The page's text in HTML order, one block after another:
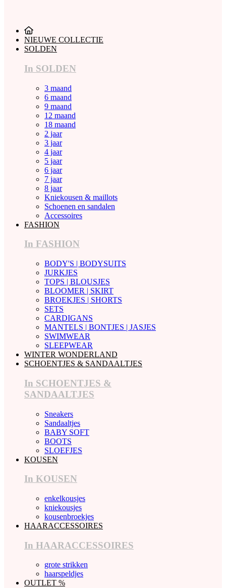
NIEUWE COLLECTIE
SOLDEN
In SOLDEN
3 maand
6 maand
9 maand
12 maand
18 maand
2 jaar
3 jaar
4 jaar
5 jaar
6 jaar
7 jaar
8 jaar
Kniekousen & maillots
Schoenen en sandalen
Accessoires
FASHION
In FASHION
BODY'S | BODYSUITS
JURKJES
TOPS | BLOUSJES
BLOOMER | SKIRT
BROEKJES | SHORTS
SETS
CARDIGANS
MANTELS | BONTJES | JASJES
SWIMWEAR
SLEEPWEAR
WINTER WONDERLAND
SCHOENTJES & SANDAALTJES
In SCHOENTJES &
SANDAALTJES
Sneakers
Sandaaltjes
BABY SOFT
BOOTS
SLOEFJES
KOUSEN
In KOUSEN
enkelkousjes
kniekousjes
kousenbroekjes
HAARACCESSOIRES
In HAARACCESSOIRES
grote strikken
haarspeldjes
OUTLET %